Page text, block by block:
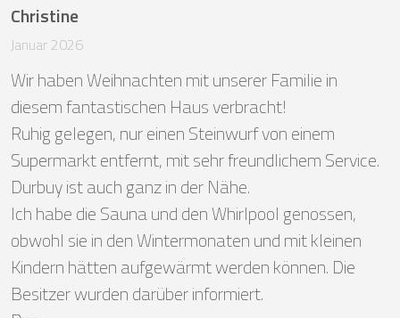
Christine
Januar 2026
Wir haben Weihnachten mit unserer Familie in
diesem fantastischen Haus verbracht!
Ruhig gelegen, nur einen Steinwurf von einem
Supermarkt entfernt, mit sehr freundlichem Service.
Durbuy ist auch ganz in der Nähe.
Ich habe die Sauna und den Whirlpool genossen,
obwohl sie in den Wintermonaten und mit kleinen
Kindern hätten aufgewärmt werden können. Die
Besitzer wurden darüber informiert.